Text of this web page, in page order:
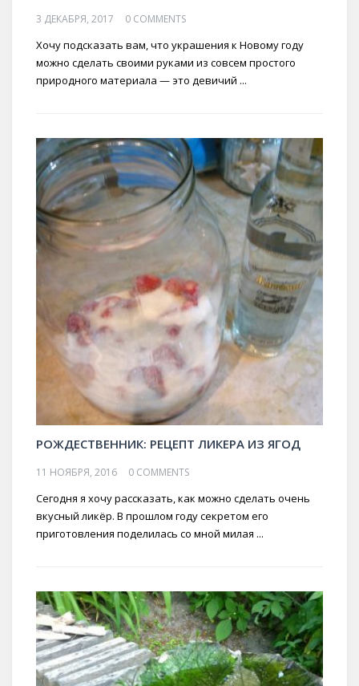
3 ДЕКАБРЯ, 2017 0 COMMENTS
Хочу подсказать вам, что украшения к Новому году
можно сделать своими руками из совсем простого
природного материала — это девичий ...
РОЖДЕСТВЕННИК: РЕЦЕПТ ЛИКЕРА ИЗ ЯГОД
11 НОЯБРЯ, 2016 0 COMMENTS
Сегодня я хочу рассказать, как можно сделать очень
вкусный ликёр. В прошлом году секретом его
приготовления поделилась со мной милая ...